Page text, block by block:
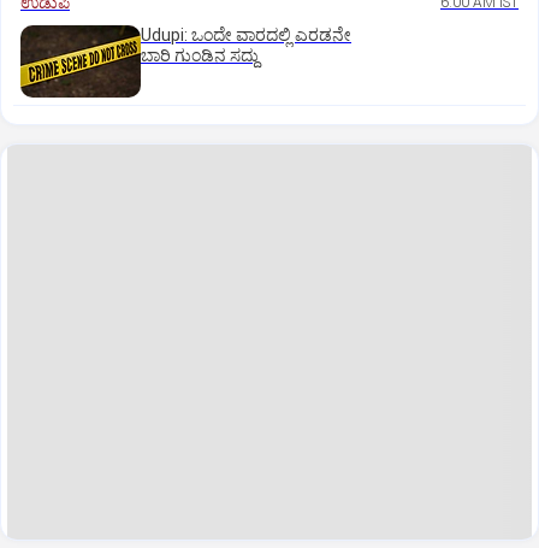
Udupi: ಒಂದೇ ವಾರದಲ್ಲಿ ಎರಡನೇ
ಬಾರಿ ಗುಂಡಿನ ಸದ್ದು